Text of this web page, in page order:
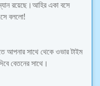
রয়েছে।আহির একা বসে
বললো!
আপনার সাথে থেকে ওভার টাইম
বেতনের সাথে।